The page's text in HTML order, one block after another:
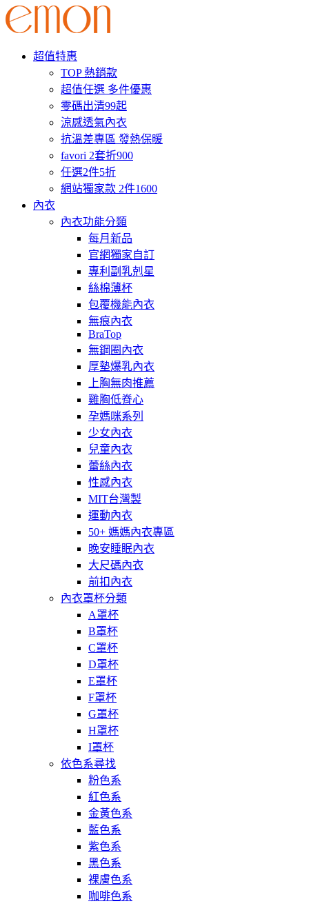
超值特惠
TOP 熱銷款
超值任選 多件優惠
零碼出清99起
涼感透氣內衣
抗溫差專區 發熱保暖
favori 2套折900
任選2件5折
網站獨家款 2件1600
內衣
內衣功能分類
每月新品
官網獨家自訂
專利副乳剋星
絲棉薄杯
包覆機能內衣
無痕內衣
BraTop
無鋼圈內衣
厚墊爆乳內衣
上胸無肉推薦
雞胸低脊心
孕媽咪系列
少女內衣
兒童內衣
蕾絲內衣
性感內衣
MIT台灣製
運動內衣
50+ 媽媽內衣專區
晚安睡眠內衣
大尺碼內衣
前扣內衣
內衣罩杯分類
A罩杯
B罩杯
C罩杯
D罩杯
E罩杯
F罩杯
G罩杯
H罩杯
I罩杯
依色系尋找
粉色系
紅色系
金黃色系
藍色系
紫色系
黑色系
裸膚色系
咖啡色系